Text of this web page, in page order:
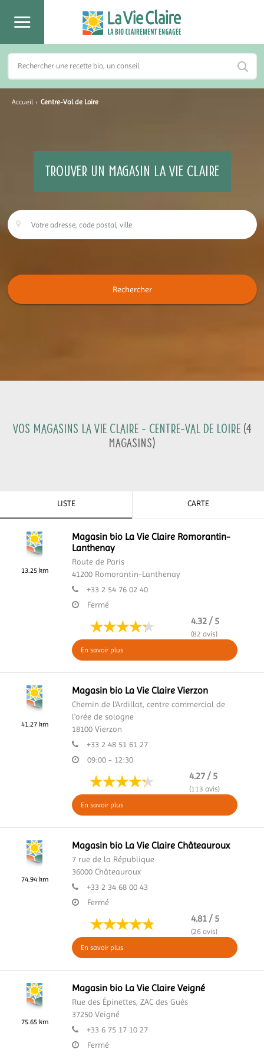
Accueil › Centre-Val de Loire
TROUVER UN MAGASIN LA VIE CLAIRE
Rechercher
Vos magasins La Vie Claire - Centre-Val de Loire (4
Magasins)
LISTE CARTE
13.25 km
Magasin bio La Vie Claire Romorantin-
Lanthenay
Route de Paris
41200 Romorantin-Lanthenay
+33 2 54 76 02 40
Fermé
4.32 / 5
(82 avis)
En savoir plus
41.27 km
Magasin bio La Vie Claire Vierzon
Chemin de l'Ardillat, centre commercial de
l'orée de sologne
18100 Vierzon
+33 2 48 51 61 27
09:00 - 12:30
4.27 / 5
(113 avis)
En savoir plus
74.94 km
Magasin bio La Vie Claire Châteauroux
7 rue de la République
36000 Châteauroux
+33 2 34 68 00 43
Fermé
4.81 / 5
(26 avis)
En savoir plus
75.65 km
Magasin bio La Vie Claire Veigné
Rue des Épinettes, ZAC des Gués
37250 Veigné
+33 6 75 17 10 27
Fermé